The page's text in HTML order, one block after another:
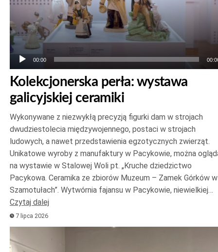
00:00
Kolekcjonerska perła: wystawa
galicyjskiej ceramiki
Wykonywane z niezwykłą precyzją figurki dam w strojach
dwudziestolecia międzywojennego, postaci w strojach
ludowych, a nawet przedstawienia egzotycznych zwierząt.
Unikatowe wyroby z manufaktury w Pacykowie, można
na wystawie w Stalowej Woli pt. „Kruche dziedzictwo
Pacykowa. Ceramika ze zbiorów Muzeum – Zamek Górków w
Szamotułach”. Wytwórnia fajansu w Pacykowie, niewielkiej…
Czytaj dalej
7 lipca 2026
plików